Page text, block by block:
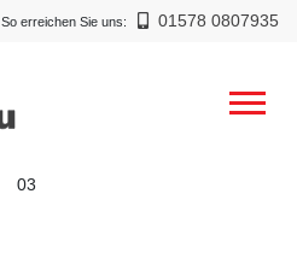
So erreichen Sie uns: 01578 0807935
03